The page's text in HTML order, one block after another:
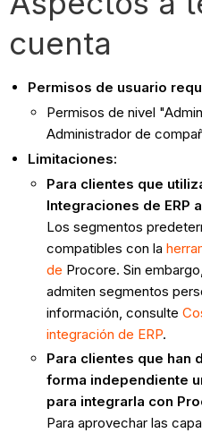
cuenta
Permisos de usuario
Permisos de nivel
Administrador de
Limitaciones:
Para clientes que
Integraciones de ERP
Los segmentos
compatibles con la
de Procore. Sin
admiten segmentos
información, consulte
integración de ERP.
Para clientes que han
forma independiente
para integrarla con
Para aprovechar las